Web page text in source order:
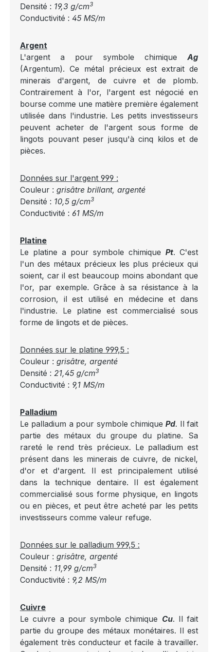
Densité : 19,3 g/cm3
Conductivité : 45 MS/m
Argent
L'argent a pour symbole chimiqueAg
(Argentum). Ce métal précieux est extrait de
minerais d'argent, de cuivre et de plomb.
Contrairement à l'or, l'argent est négocié en
bourse comme une matière première également
utilisée dans l'industrie. Les petits investisseurs
peuvent acheter de l'argent sous forme de
lingots pouvant peser jusqu'à cinq kilos et de
pièces.
Données sur l'argent 999 :
Couleur : grisâtre brillant, argenté
Densité : 10,5 g/cm3
Conductivité : 61 MS/m
Platine
Le platine a pour symbole chimique Pt. C'est
l'un des métaux précieux les plus précieux qui
soient, car il est beaucoup moins abondant que
l'or, par exemple. Grâce à sa résistance à la
corrosion, il est utilisé en médecine et dans
l'industrie. Le platine est commercialisé sous
forme de lingots et de pièces.
Données sur le platine 999,5 :
Couleur : grisâtre, argenté
Densité : 21,45 g/cm3
Conductivité : 9,1 MS/m
Palladium
Le palladium a pour symbole chimiquePd. Il fait
partie des métaux du groupe du platine. Sa
rareté le rend très précieux. Le palladium est
présent dans les minerais de cuivre, de nickel,
d'or et d'argent. Il est principalement utilisé
dans la technique dentaire. Il est également
commercialisé sous forme physique, en lingots
ou en pièces, et peut être acheté par les petits
investisseurs comme valeur refuge.
Données sur le palladium 999,5 :
Couleur : grisâtre, argenté
Densité : 11,99 g/cm3
Conductivité : 9,2 MS/m
Cuivre
Le cuivre a pour symbole chimique Cu. Il fait
partie du groupe des métaux monétaires. Il est
également très conducteur et facile à travailler.